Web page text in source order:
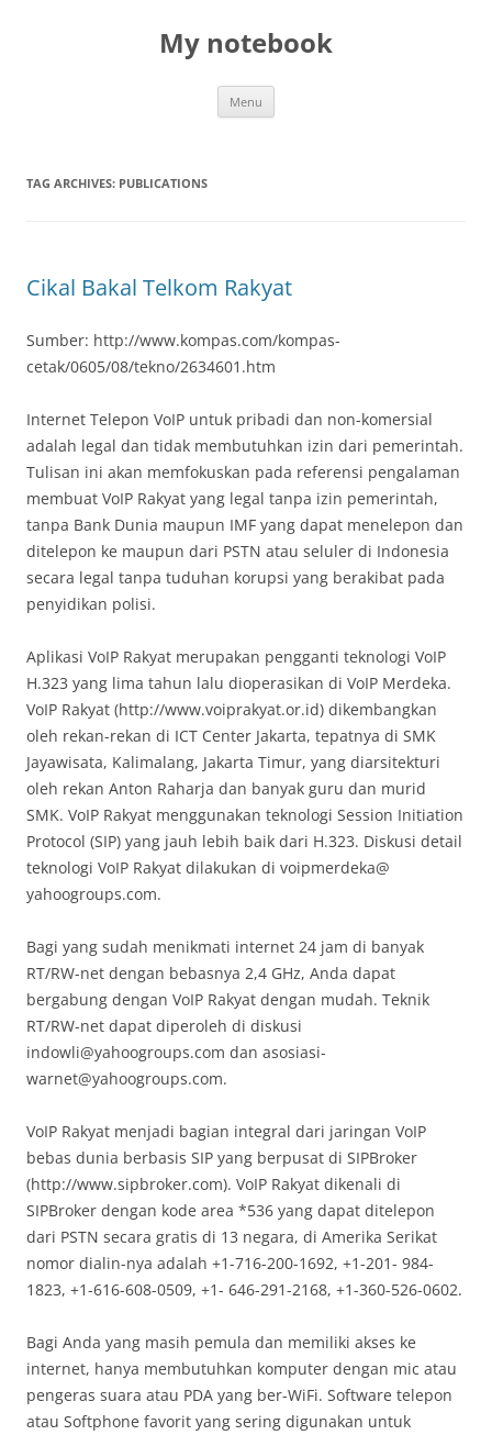
My notebook
Menu
TAG ARCHIVES: PUBLICATIONS
Cikal Bakal Telkom Rakyat
Sumber: http://www.kompas.com/kompas-
cetak/0605/08/tekno/2634601.htm
Internet Telepon VoIP untuk pribadi dan non-komersial
adalah legal dan tidak membutuhkan izin dari pemerintah.
Tulisan ini akan memfokuskan pada referensi pengalaman
membuat VoIP Rakyat yang legal tanpa izin pemerintah,
tanpa Bank Dunia maupun IMF yang dapat menelepon dan
ditelepon ke maupun dari PSTN atau seluler di Indonesia
secara legal tanpa tuduhan korupsi yang berakibat pada
penyidikan polisi.
Aplikasi VoIP Rakyat merupakan pengganti teknologi VoIP
H.323 yang lima tahun lalu dioperasikan di VoIP Merdeka.
VoIP Rakyat (http://www.voiprakyat.or.id) dikembangkan
oleh rekan-rekan di ICT Center Jakarta, tepatnya di SMK
Jayawisata, Kalimalang, Jakarta Timur, yang diarsitekturi
oleh rekan Anton Raharja dan banyak guru dan murid
SMK. VoIP Rakyat menggunakan teknologi Session Initiation
Protocol (SIP) yang jauh lebih baik dari H.323. Diskusi detail
teknologi VoIP Rakyat dilakukan di voipmerdeka@
yahoogroups.com.
Bagi yang sudah menikmati internet 24 jam di banyak
RT/RW-net dengan bebasnya 2,4 GHz, Anda dapat
bergabung dengan VoIP Rakyat dengan mudah. Teknik
RT/RW-net dapat diperoleh di diskusi
indowli@yahoogroups.com dan asosiasi-
warnet@yahoogroups.com.
VoIP Rakyat menjadi bagian integral dari jaringan VoIP
bebas dunia berbasis SIP yang berpusat di SIPBroker
(http://www.sipbroker.com). VoIP Rakyat dikenali di
SIPBroker dengan kode area *536 yang dapat ditelepon
dari PSTN secara gratis di 13 negara, di Amerika Serikat
nomor dialin-nya adalah +1-716-200-1692, +1-201- 984-
1823, +1-616-608-0509, +1- 646-291-2168, +1-360-526-0602.
Bagi Anda yang masih pemula dan memiliki akses ke
internet, hanya membutuhkan komputer dengan mic atau
pengeras suara atau PDA yang ber-WiFi. Software telepon
atau Softphone favorit yang sering digunakan untuk